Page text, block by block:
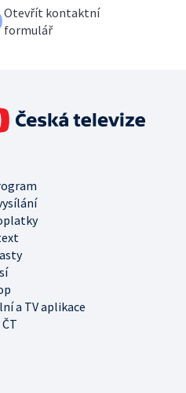
Otevřít kontaktní
formulář
a TV aplikace